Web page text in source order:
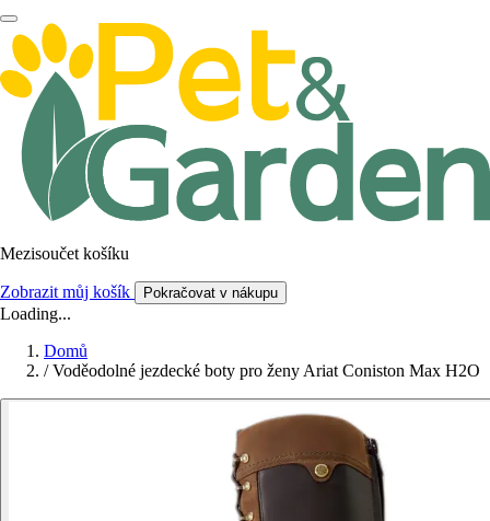
Mezisoučet košíku
Zobrazit můj košík Pokračovat v nákupu
Loading...
Domů
/ Voděodolné jezdecké boty pro ženy Ariat Coniston Max H2O